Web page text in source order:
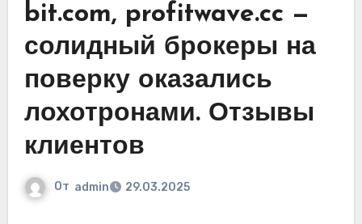
bit.com, profitwave.cc —
солидный брокеры на
поверку оказались
лохотронами. Отзывы
клиентов
От admin 29.03.2025